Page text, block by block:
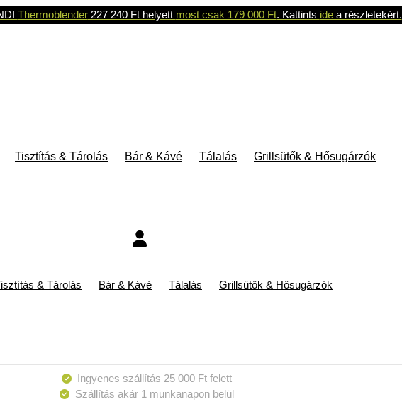
Thermoblender227 240 Ft helyett most csak 179 000 Ft. Kattints idea részletekért.
Tisztítás & Tárolás Bár & Kávé Tálalás Grillsütők & Hősugárzók
& Tárolás Bár & Kávé Tálalás Grillsütők & Hősugárzók
Ingyenes szállítás 25 000 Ft felett
Szállítás akár 1 munkanapon belül